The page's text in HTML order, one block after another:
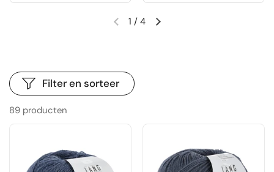
Vorige diaVolgende dia
1 / 4
89 producten
Filter en sorteer